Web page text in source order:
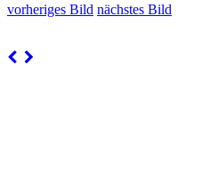
vorheriges Bild nächstes Bild